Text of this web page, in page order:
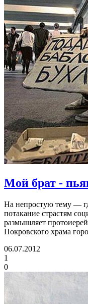
Мой брат -
На непростую тему —
потакание страстям
размышляет
Покровского храма
06.07.2012
1
0